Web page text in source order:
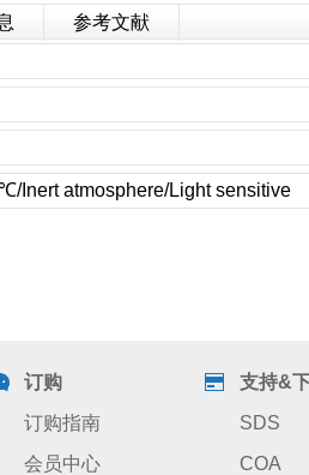
参考文献
atmosphere/Light sensitive
订购
订购指南
会员中心
支持&
SDS
COA